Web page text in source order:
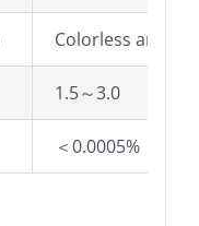
Colorless and
1.5～3.0
＜0.0005%